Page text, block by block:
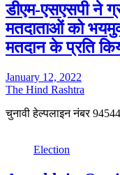
डीएम-एसएसपी ने
मतदाताओं को
मतदान के प्रति
January 12, 2022
The Hind Rashtra
चुनावी हेल्पलाइन नंबर
Election